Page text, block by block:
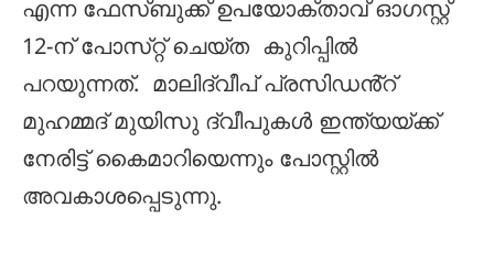
എന്ന ഫേസ്ബുക്ക് ഉപയോക്താവ് ഓഗസ്റ്റ്
12-ന് പോസ്‌റ്റ് ചെയ്‌ത കുറിപ്പിൽ
പറയുന്നത്. മാലിദ്വീപ് പ്രസിഡൻ്റ്
മുഹമ്മദ് മുയിസു ദ്വീപുകൾ ഇന്ത്യയ്ക്ക്
നേരിട്ട് കൈമാറിയെന്നും പോസ്റ്റിൽ
അവകാശപ്പെടുന്നു.